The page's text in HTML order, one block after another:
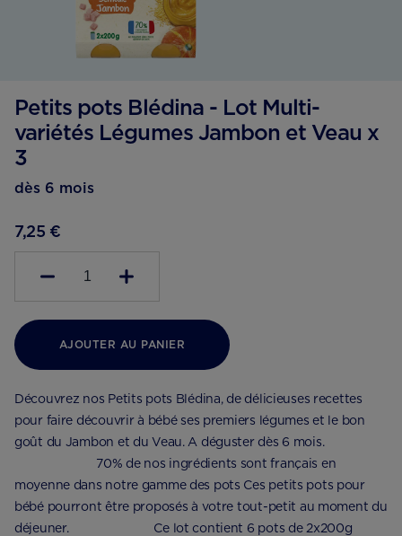
Petits pots Blédina - Lot Multi-
variétés Légumes Jambon et Veau x
3
dès 6 mois
7,25 €
1
AJOUTER AU PANIER
Découvrez nos Petits pots Blédina, de délicieuses recettes
pour faire découvrir à bébé ses premiers légumes et le bon
goût du Jambon et du Veau. A déguster dès 6 mois.
⠀⠀⠀⠀⠀⠀⠀⠀⠀ 70% de nos ingrédients sont français en
moyenne dans notre gamme des pots Ces petits pots pour
bébé pourront être proposés à votre tout-petit au moment du
déjeuner. ⠀⠀⠀⠀⠀⠀⠀⠀⠀ Ce lot contient 6 pots de 2x200g